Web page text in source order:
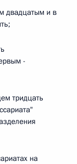
двадцатым и в
-
тридцать
на